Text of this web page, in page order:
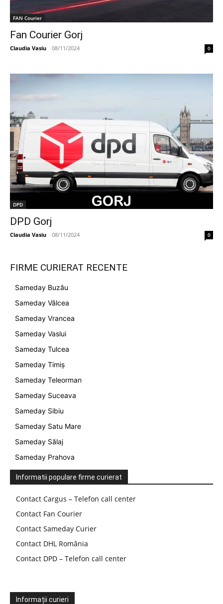
FAN Courier
Fan Courier Gorj
Claudia Vasiu - 08/11/2024 0
DPD
DPD Gorj
Claudia Vasiu - 08/11/2024 0
FIRME CURIERAT RECENTE
Sameday Buzău
Sameday Vâlcea
Sameday Vrancea
Sameday Vaslui
Sameday Tulcea
Sameday Timiș
Sameday Teleorman
Sameday Suceava
Sameday Sibiu
Sameday Satu Mare
Sameday Sălaj
Sameday Prahova
Informatii populare firme curierat
Contact Cargus – Telefon call center
Contact Fan Courier
Contact Sameday Curier
Contact DHL România
Contact DPD – Telefon call center
Informații curieri